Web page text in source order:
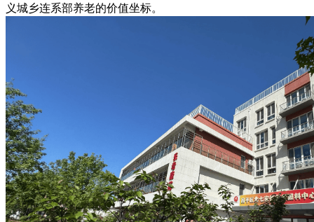
义城乡连系部养老的价值坐标。